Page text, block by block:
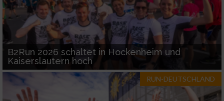
B2Run 2026 schaltet in Hockenheim und
Kaiserslautern hoch
RUN-DEUTSCHLAND